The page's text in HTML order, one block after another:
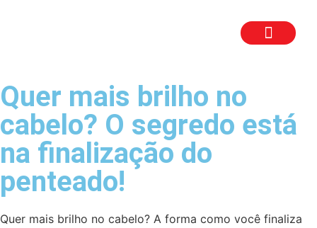
Quer mais brilho no
cabelo? O segredo está
na finalização do
penteado!
Quer mais brilho no cabelo? A forma como você finaliza